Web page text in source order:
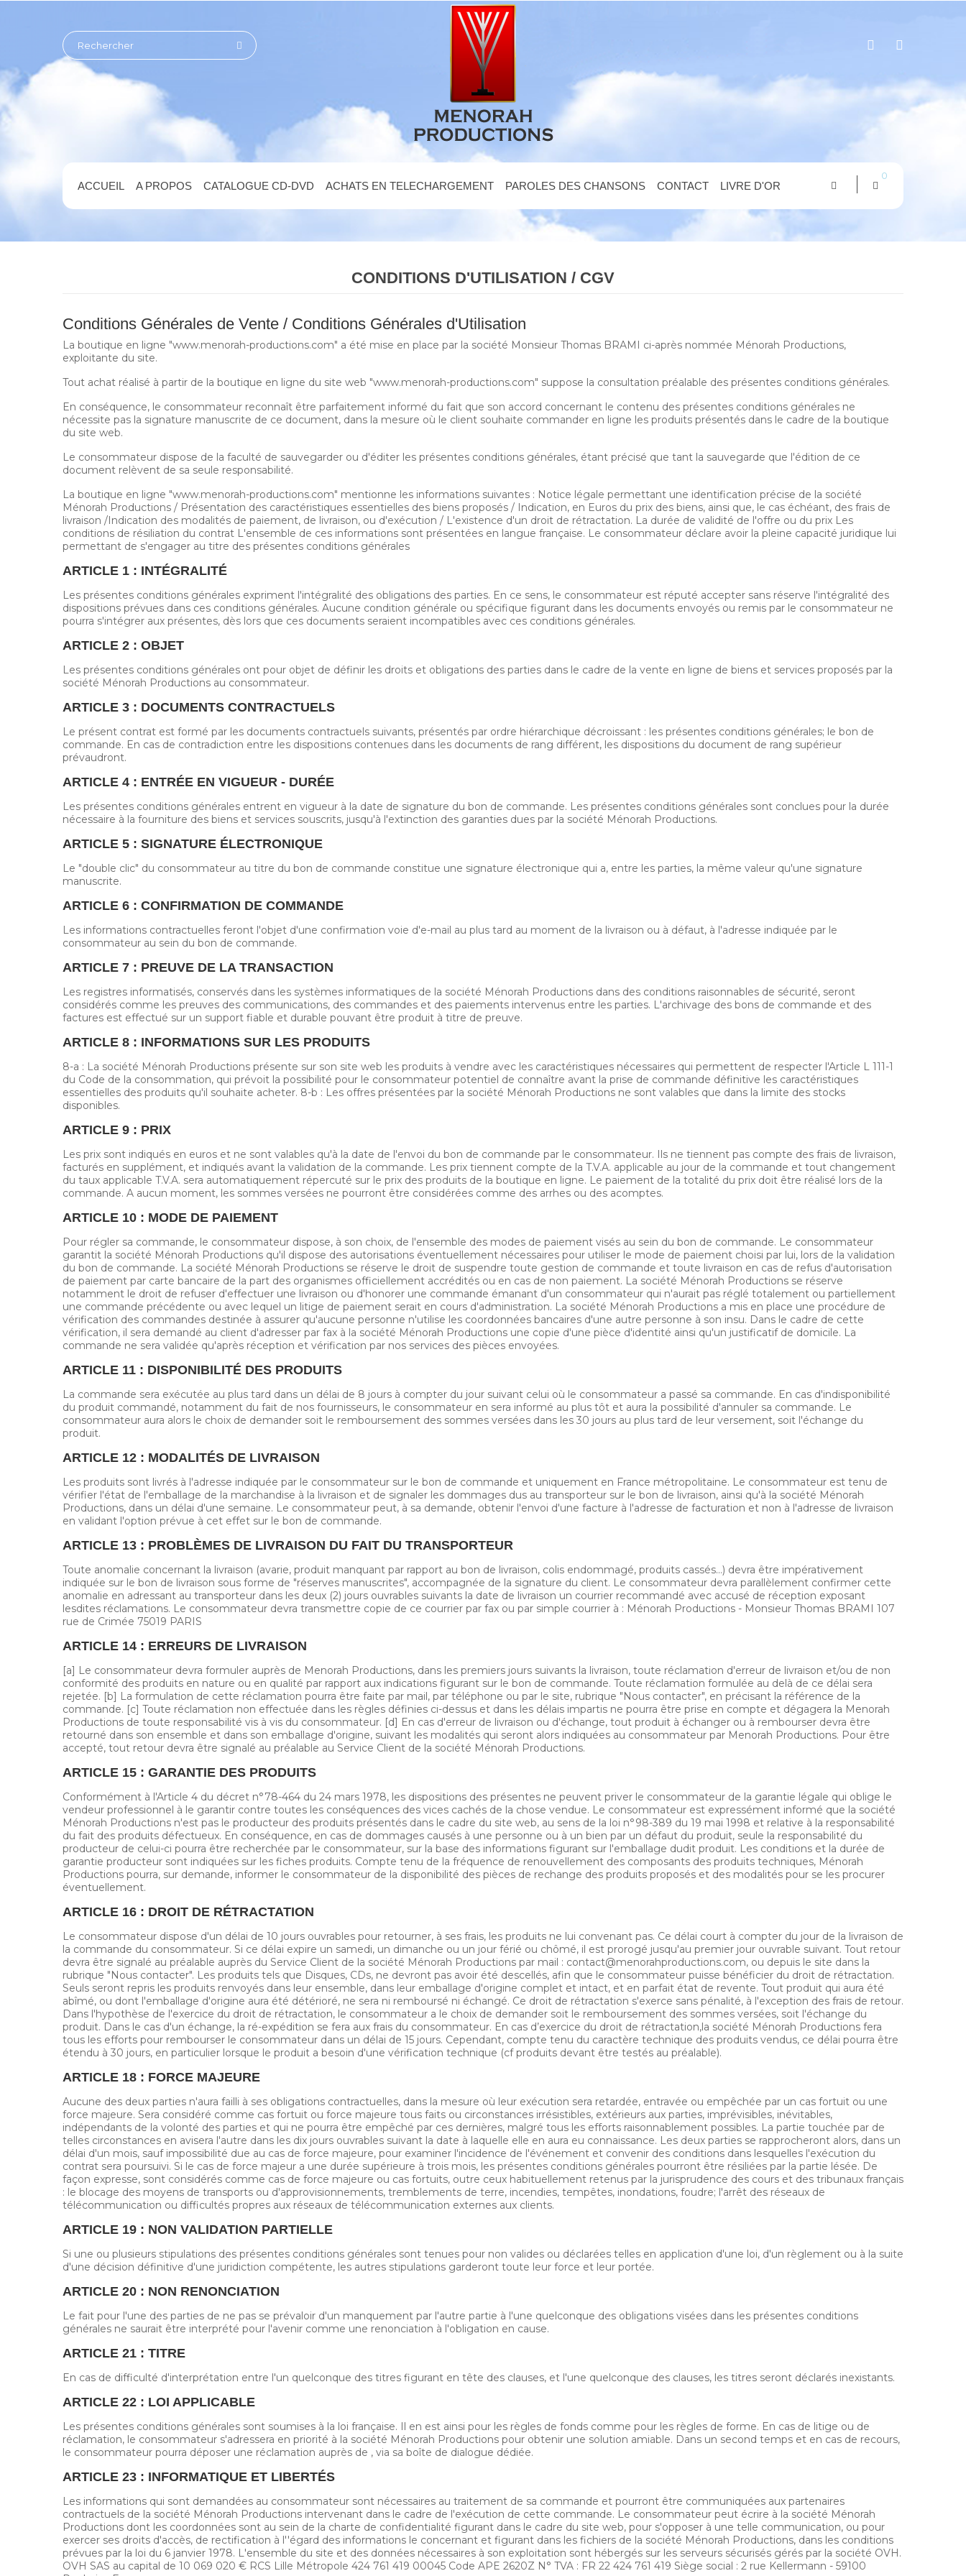
0
ACCUEIL A PROPOS CATALOGUE CD-DVD ACHATS EN TELECHARGEMENT PAROLES DES CHANSONS CONTACT LIVRE D'OR
CONDITIONS D'UTILISATION / CGV
Conditions Générales de Vente / Conditions Générales d'Utilisation
La boutique en ligne "www.menorah-productions.com" a été mise en place par la société Monsieur Thomas BRAMI ci-après nommée Ménorah Productions,
exploitante du site.
Tout achat réalisé à partir de la boutique en ligne du site web "www.menorah-productions.com" suppose la consultation préalable des présentes conditions générales.
En conséquence, le consommateur reconnaît être parfaitement informé du fait que son accord concernant le contenu des présentes conditions générales ne
nécessite pas la signature manuscrite de ce document, dans la mesure où le client souhaite commander en ligne les produits présentés dans le cadre de la boutique
du site web.
Le consommateur dispose de la faculté de sauvegarder ou d'éditer les présentes conditions générales, étant précisé que tant la sauvegarde que l'édition de ce
document relèvent de sa seule responsabilité.
La boutique en ligne "www.menorah-productions.com" mentionne les informations suivantes : Notice légale permettant une identification précise de la société
Ménorah Productions / Présentation des caractéristiques essentielles des biens proposés / Indication, en Euros du prix des biens, ainsi que, le cas échéant, des frais de
livraison /Indication des modalités de paiement, de livraison, ou d'exécution / L'existence d'un droit de rétractation. La durée de validité de l'offre ou du prix Les
conditions de résiliation du contrat L'ensemble de ces informations sont présentées en langue française. Le consommateur déclare avoir la pleine capacité juridique lui
permettant de s'engager au titre des présentes conditions générales
ARTICLE 1 : INTÉGRALITÉ
Les présentes conditions générales expriment l'intégralité des obligations des parties. En ce sens, le consommateur est réputé accepter sans réserve l'intégralité des
dispositions prévues dans ces conditions générales. Aucune condition générale ou spécifique figurant dans les documents envoyés ou remis par le consommateur ne
pourra s'intégrer aux présentes, dès lors que ces documents seraient incompatibles avec ces conditions générales.
ARTICLE 2 : OBJET
Les présentes conditions générales ont pour objet de définir les droits et obligations des parties dans le cadre de la vente en ligne de biens et services proposés par la
société Ménorah Productions au consommateur.
ARTICLE 3 : DOCUMENTS CONTRACTUELS
Le présent contrat est formé par les documents contractuels suivants, présentés par ordre hiérarchique décroissant : les présentes conditions générales; le bon de
commande. En cas de contradiction entre les dispositions contenues dans les documents de rang différent, les dispositions du document de rang supérieur
prévaudront.
ARTICLE 4 : ENTRÉE EN VIGUEUR - DURÉE
Les présentes conditions générales entrent en vigueur à la date de signature du bon de commande. Les présentes conditions générales sont conclues pour la durée
nécessaire à la fourniture des biens et services souscrits, jusqu'à l'extinction des garanties dues par la société Ménorah Productions.
ARTICLE 5 : SIGNATURE ÉLECTRONIQUE
Le "double clic" du consommateur au titre du bon de commande constitue une signature électronique qui a, entre les parties, la même valeur qu'une signature
manuscrite.
ARTICLE 6 : CONFIRMATION DE COMMANDE
Les informations contractuelles feront l'objet d'une confirmation voie d'e-mail au plus tard au moment de la livraison ou à défaut, à l'adresse indiquée par le
consommateur au sein du bon de commande.
ARTICLE 7 : PREUVE DE LA TRANSACTION
Les registres informatisés, conservés dans les systèmes informatiques de la société Ménorah Productions dans des conditions raisonnables de sécurité, seront
considérés comme les preuves des communications, des commandes et des paiements intervenus entre les parties. L'archivage des bons de commande et des
factures est effectué sur un support fiable et durable pouvant être produit à titre de preuve.
ARTICLE 8 : INFORMATIONS SUR LES PRODUITS
8-a : La société Ménorah Productions présente sur son site web les produits à vendre avec les caractéristiques nécessaires qui permettent de respecter l'Article L 111-1
du Code de la consommation, qui prévoit la possibilité pour le consommateur potentiel de connaître avant la prise de commande définitive les caractéristiques
essentielles des produits qu'il souhaite acheter. 8-b : Les offres présentées par la société Ménorah Productions ne sont valables que dans la limite des stocks
disponibles.
ARTICLE 9 : PRIX
Les prix sont indiqués en euros et ne sont valables qu'à la date de l'envoi du bon de commande par le consommateur. Ils ne tiennent pas compte des frais de livraison,
facturés en supplément, et indiqués avant la validation de la commande. Les prix tiennent compte de la T.V.A. applicable au jour de la commande et tout changement
du taux applicable T.V.A. sera automatiquement répercuté sur le prix des produits de la boutique en ligne. Le paiement de la totalité du prix doit être réalisé lors de la
commande. A aucun moment, les sommes versées ne pourront être considérées comme des arrhes ou des acomptes.
ARTICLE 10 : MODE DE PAIEMENT
Pour régler sa commande, le consommateur dispose, à son choix, de l'ensemble des modes de paiement visés au sein du bon de commande. Le consommateur
garantit la société Ménorah Productions qu'il dispose des autorisations éventuellement nécessaires pour utiliser le mode de paiement choisi par lui, lors de la validation
du bon de commande. La société Ménorah Productions se réserve le droit de suspendre toute gestion de commande et toute livraison en cas de refus d'autorisation
de paiement par carte bancaire de la part des organismes officiellement accrédités ou en cas de non paiement. La société Ménorah Productions se réserve
notamment le droit de refuser d'effectuer une livraison ou d'honorer une commande émanant d'un consommateur qui n'aurait pas réglé totalement ou partiellement
une commande précédente ou avec lequel un litige de paiement serait en cours d'administration. La société Ménorah Productions a mis en place une procédure de
vérification des commandes destinée à assurer qu'aucune personne n'utilise les coordonnées bancaires d'une autre personne à son insu. Dans le cadre de cette
vérification, il sera demandé au client d'adresser par fax à la société Ménorah Productions une copie d'une pièce d'identité ainsi qu'un justificatif de domicile. La
commande ne sera validée qu'après réception et vérification par nos services des pièces envoyées.
ARTICLE 11 : DISPONIBILITÉ DES PRODUITS
La commande sera exécutée au plus tard dans un délai de 8 jours à compter du jour suivant celui où le consommateur a passé sa commande. En cas d'indisponibilité
du produit commandé, notamment du fait de nos fournisseurs, le consommateur en sera informé au plus tôt et aura la possibilité d'annuler sa commande. Le
consommateur aura alors le choix de demander soit le remboursement des sommes versées dans les 30 jours au plus tard de leur versement, soit l'échange du
produit.
ARTICLE 12 : MODALITÉS DE LIVRAISON
Les produits sont livrés à l'adresse indiquée par le consommateur sur le bon de commande et uniquement en France métropolitaine. Le consommateur est tenu de
vérifier l'état de l'emballage de la marchandise à la livraison et de signaler les dommages dus au transporteur sur le bon de livraison, ainsi qu'à la société Ménorah
Productions, dans un délai d'une semaine. Le consommateur peut, à sa demande, obtenir l'envoi d'une facture à l'adresse de facturation et non à l'adresse de livraison
en validant l'option prévue à cet effet sur le bon de commande.
ARTICLE 13 : PROBLÈMES DE LIVRAISON DU FAIT DU TRANSPORTEUR
Toute anomalie concernant la livraison (avarie, produit manquant par rapport au bon de livraison, colis endommagé, produits cassés…) devra être impérativement
indiquée sur le bon de livraison sous forme de "réserves manuscrites", accompagnée de la signature du client. Le consommateur devra parallèlement confirmer cette
anomalie en adressant au transporteur dans les deux (2) jours ouvrables suivants la date de livraison un courrier recommandé avec accusé de réception exposant
lesdites réclamations. Le consommateur devra transmettre copie de ce courrier par fax ou par simple courrier à : Ménorah Productions - Monsieur Thomas BRAMI 107
rue de Crimée 75019 PARIS
ARTICLE 14 : ERREURS DE LIVRAISON
[a] Le consommateur devra formuler auprès de Menorah Productions, dans les premiers jours suivants la livraison, toute réclamation d'erreur de livraison et/ou de non
conformité des produits en nature ou en qualité par rapport aux indications figurant sur le bon de commande. Toute réclamation formulée au delà de ce délai sera
rejetée. [b] La formulation de cette réclamation pourra être faite par mail, par téléphone ou par le site, rubrique "Nous contacter", en précisant la référence de la
commande. [c] Toute réclamation non effectuée dans les règles définies ci-dessus et dans les délais impartis ne pourra être prise en compte et dégagera la Menorah
Productions de toute responsabilité vis à vis du consommateur. [d] En cas d'erreur de livraison ou d'échange, tout produit à échanger ou à rembourser devra être
retourné dans son ensemble et dans son emballage d'origine, suivant les modalités qui seront alors indiquées au consommateur par Menorah Productions. Pour être
accepté, tout retour devra être signalé au préalable au Service Client de la société Ménorah Productions.
ARTICLE 15 : GARANTIE DES PRODUITS
Conformément à l'Article 4 du décret n°78-464 du 24 mars 1978, les dispositions des présentes ne peuvent priver le consommateur de la garantie légale qui oblige le
vendeur professionnel à le garantir contre toutes les conséquences des vices cachés de la chose vendue. Le consommateur est expressément informé que la société
Ménorah Productions n'est pas le producteur des produits présentés dans le cadre du site web, au sens de la loi n°98-389 du 19 mai 1998 et relative à la responsabilité
du fait des produits défectueux. En conséquence, en cas de dommages causés à une personne ou à un bien par un défaut du produit, seule la responsabilité du
producteur de celui-ci pourra être recherchée par le consommateur, sur la base des informations figurant sur l'emballage dudit produit. Les conditions et la durée de
garantie producteur sont indiquées sur les fiches produits. Compte tenu de la fréquence de renouvellement des composants des produits techniques, Ménorah
Productions pourra, sur demande, informer le consommateur de la disponibilité des pièces de rechange des produits proposés et des modalités pour se les procurer
éventuellement.
ARTICLE 16 : DROIT DE RÉTRACTATION
Le consommateur dispose d'un délai de 10 jours ouvrables pour retourner, à ses frais, les produits ne lui convenant pas. Ce délai court à compter du jour de la livraison de
la commande du consommateur. Si ce délai expire un samedi, un dimanche ou un jour férié ou chômé, il est prorogé jusqu'au premier jour ouvrable suivant. Tout retour
devra être signalé au préalable auprès du Service Client de la société Ménorah Productions par mail : contact@menorahproductions.com, ou depuis le site dans la
rubrique "Nous contacter". Les produits tels que Disques, CDs, ne devront pas avoir été descellés, afin que le consommateur puisse bénéficier du droit de rétractation.
Seuls seront repris les produits renvoyés dans leur ensemble, dans leur emballage d'origine complet et intact, et en parfait état de revente. Tout produit qui aura été
abîmé, ou dont l'emballage d'origine aura été détérioré, ne sera ni remboursé ni échangé. Ce droit de rétractation s'exerce sans pénalité, à l'exception des frais de retour.
Dans l'hypothèse de l'exercice du droit de rétractation, le consommateur a le choix de demander soit le remboursement des sommes versées, soit l'échange du
produit. Dans le cas d'un échange, la ré-expédition se fera aux frais du consommateur. En cas d’exercice du droit de rétractation,la société Ménorah Productions fera
tous les efforts pour rembourser le consommateur dans un délai de 15 jours. Cependant, compte tenu du caractère technique des produits vendus, ce délai pourra être
étendu à 30 jours, en particulier lorsque le produit a besoin d'une vérification technique (cf produits devant être testés au préalable).
ARTICLE 18 : FORCE MAJEURE
Aucune des deux parties n'aura failli à ses obligations contractuelles, dans la mesure où leur exécution sera retardée, entravée ou empêchée par un cas fortuit ou une
force majeure. Sera considéré comme cas fortuit ou force majeure tous faits ou circonstances irrésistibles, extérieurs aux parties, imprévisibles, inévitables,
indépendants de la volonté des parties et qui ne pourra être empêché par ces dernières, malgré tous les efforts raisonnablement possibles. La partie touchée par de
telles circonstances en avisera l'autre dans les dix jours ouvrables suivant la date à laquelle elle en aura eu connaissance. Les deux parties se rapprocheront alors, dans un
délai d'un mois, sauf impossibilité due au cas de force majeure, pour examiner l'incidence de l'événement et convenir des conditions dans lesquelles l'exécution du
contrat sera poursuivi. Si le cas de force majeur a une durée supérieure à trois mois, les présentes conditions générales pourront être résiliées par la partie lésée. De
façon expresse, sont considérés comme cas de force majeure ou cas fortuits, outre ceux habituellement retenus par la jurisprudence des cours et des tribunaux français
: le blocage des moyens de transports ou d'approvisionnements, tremblements de terre, incendies, tempêtes, inondations, foudre; l'arrêt des réseaux de
télécommunication ou difficultés propres aux réseaux de télécommunication externes aux clients.
ARTICLE 19 : NON VALIDATION PARTIELLE
Si une ou plusieurs stipulations des présentes conditions générales sont tenues pour non valides ou déclarées telles en application d'une loi, d'un règlement ou à la suite
d'une décision définitive d'une juridiction compétente, les autres stipulations garderont toute leur force et leur portée.
ARTICLE 20 : NON RENONCIATION
Le fait pour l'une des parties de ne pas se prévaloir d'un manquement par l'autre partie à l'une quelconque des obligations visées dans les présentes conditions
générales ne saurait être interprété pour l'avenir comme une renonciation à l'obligation en cause.
ARTICLE 21 : TITRE
En cas de difficulté d'interprétation entre l'un quelconque des titres figurant en tête des clauses, et l'une quelconque des clauses, les titres seront déclarés inexistants.
ARTICLE 22 : LOI APPLICABLE
Les présentes conditions générales sont soumises à la loi française. Il en est ainsi pour les règles de fonds comme pour les règles de forme. En cas de litige ou de
réclamation, le consommateur s'adressera en priorité à la société Ménorah Productions pour obtenir une solution amiable. Dans un second temps et en cas de recours,
le consommateur pourra déposer une réclamation auprès de , via sa boîte de dialogue dédiée.
ARTICLE 23 : INFORMATIQUE ET LIBERTÉS
Les informations qui sont demandées au consommateur sont nécessaires au traitement de sa commande et pourront être communiquées aux partenaires
contractuels de la société Ménorah Productions intervenant dans le cadre de l'exécution de cette commande. Le consommateur peut écrire à la société Ménorah
Productions dont les coordonnées sont au sein de la charte de confidentialité figurant dans le cadre du site web, pour s'opposer à une telle communication, ou pour
exercer ses droits d'accès, de rectification à l''égard des informations le concernant et figurant dans les fichiers de la société Ménorah Productions, dans les conditions
prévues par la loi du 6 janvier 1978. L'ensemble du site et des données nécessaires à son exploitation sont hébergés sur les serveurs sécurisés gérés par la société OVH.
OVH SAS au capital de 10 069 020 € RCS Lille Métropole 424 761 419 00045 Code APE 2620Z N° TVA : FR 22 424 761 419 Siège social : 2 rue Kellermann - 59100